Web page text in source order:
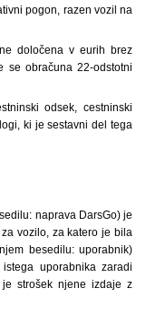
pogon, razen vozil na
določena v eurih brez
se obračuna 22-odstotni
odsek, cestninski
ki je sestavni del tega
naprava DarsGo) je
vozilo, za katero je bila
besedilu: uporabnik)
uporabnika zaradi
strošek njene izdaje z